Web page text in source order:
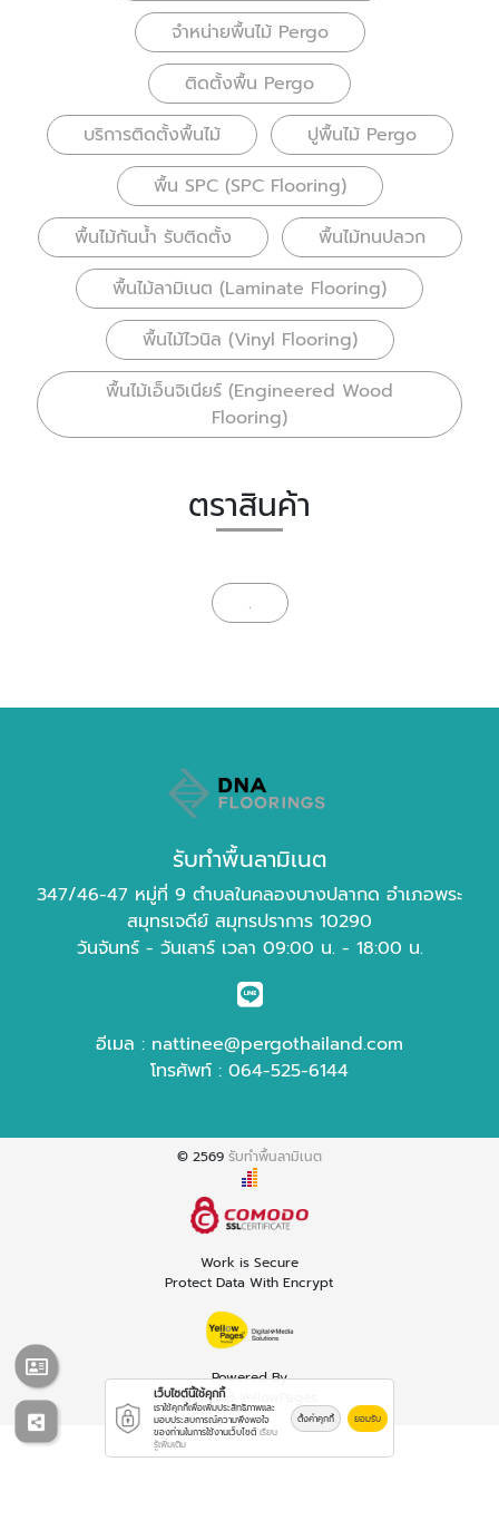
จำหน่ายพื้นไม้ Pergo
ติดตั้งพื้น Pergo
บริการติดตั้งพื้นไม้
ปูพื้นไม้ Pergo
พื้น SPC (SPC Flooring)
พื้นไม้กันน้ำ รับติดตั้ง
พื้นไม้ทนปลวก
พื้นไม้ลามิเนต (Laminate Flooring)
พื้นไม้ไวนิล (Vinyl Flooring)
พื้นไม้เอ็นจิเนียร์ (Engineered Wood
Flooring)
ตราสินค้า
.
รับทำพื้นลามิเนต
347/46-47 หมู่ที่ 9 ตำบลในคลองบางปลากด อำเภอพระ
สมุทรเจดีย์ สมุทรปราการ 10290
วันจันทร์ - วันเสาร์ เวลา 09:00 น. - 18:00 น.
อีเมล : nattinee@pergothailand.com
โทรศัพท์ : 064-525-6144
© 2569 รับทำพื้นลามิเนต
Work is Secure
Protect Data With Encrypt
Powered By
Thailand YellowPages
เว็บไซต์นี้ใช้คุกกี้
เราใช้คุกกี้เพื่อเพิ่มประสิทธิภาพและ
มอบประสบการณ์ความพึงพอใจ
ของท่านในการใช้งานเว็บไซต์ เรียน
รู้เพิ่มเติม
ตั้งค่าคุกกี้ ยอมรับ